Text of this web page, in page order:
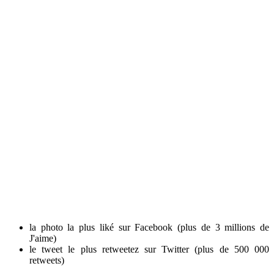
la photo la plus liké sur Facebook (plus de 3 millions de
J'aime)
le tweet le plus retweetez sur Twitter (plus de 500 000
retweets)